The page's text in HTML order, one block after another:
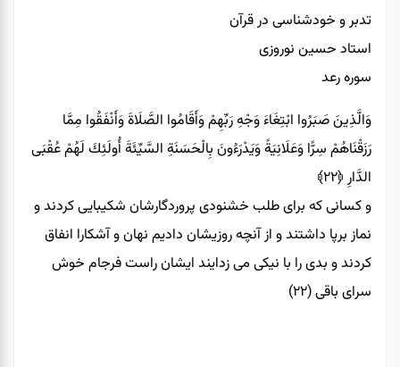
تدبر و خودشناسی در قرآن
استاد حسین نوروزی
سوره رعد
وَالَّذِينَ صَبَرُوا ابْتِغَاءَ وَجْهِ رَبِّهِمْ وَأَقَامُوا الصَّلَاةَ وَأَنْفَقُوا مِمَّا
رَزَقْنَاهُمْ سِرًّا وَعَلَانِيَةً وَيَدْرَءُونَ بِالْحَسَنَةِ السَّيِّئَةَ أُولَئِكَ لَهُمْ عُقْبَى
الدَّارِ ﴿۲۲﴾
و كسانى كه براى طلب خشنودى پروردگارشان شكيبايى كردند و
نماز برپا داشتند و از آنچه روزيشان داديم نهان و آشكارا انفاق
كردند و بدى را با نيكى مى‏ زدايند ايشان راست فرجام خوش
سراى باقى (۲۲)